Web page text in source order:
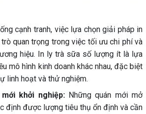
cạnh tranh, việc lựa chọn giải pháp in
quan trọng trong việc tối ưu chi phí và
hiệu. In ly trà sữa số lượng ít là lựa
mô hình kinh doanh khác nhau, đặc biệt
linh hoạt và thử nghiệm.
khởi nghiệp:Những quán mới mở
định được lượng tiêu thụ ổn định và cần